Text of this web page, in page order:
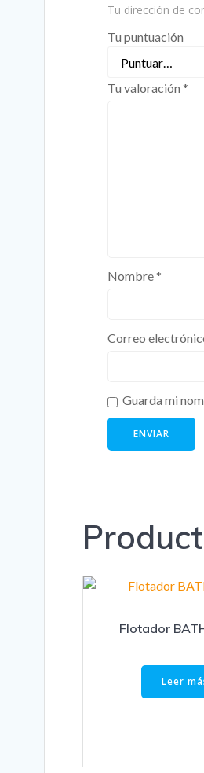
Tu dirección de
Tu puntuación
Tu valoración *
Nombre*
Correo
Guarda mi
Flotador
Leer